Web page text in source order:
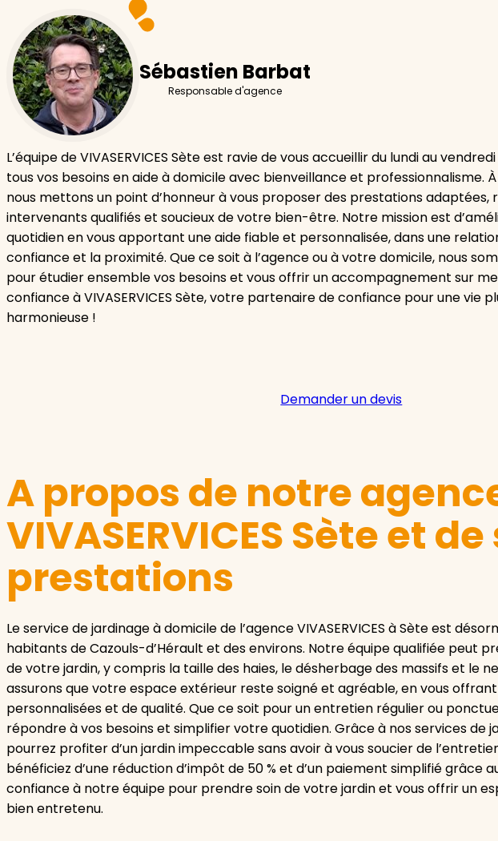
Sébastien Barbat
Responsable d'agence
L’équipe de VIVASERVICES Sète est ravie de vous accueillir du lundi au
tous vos besoins en aide à domicile avec bienveillance et professionnalisme.
nous mettons un point d’honneur à vous proposer des prestations adaptées,
intervenants qualifiés et soucieux de votre bien-être. Notre mission est
quotidien en vous apportant une aide fiable et personnalisée, dans une
confiance et la proximité. Que ce soit à l’agence ou à votre domicile, nous
pour étudier ensemble vos besoins et vous offrir un accompagnement sur
confiance à VIVASERVICES Sète, votre partenaire de confiance pour une vie
harmonieuse !
Demander un devis
A propos de notre
VIVASERVICES Sète et de
prestations
Le service de jardinage à domicile de l’agence VIVASERVICES à Sète est
habitants de Cazouls-d’Hérault et des environs. Notre équipe qualifiée peut
de votre jardin, y compris la taille des haies, le désherbage des massifs et le
assurons que votre espace extérieur reste soigné et agréable, en vous
personnalisées et de qualité. Que ce soit pour un entretien régulier ou
répondre à vos besoins et simplifier votre quotidien. Grâce à nos services de
pourrez profiter d’un jardin impeccable sans avoir à vous soucier de
bénéficiez d’une réduction d’impôt de 50 % et d’un paiement simplifié grâce
confiance à notre équipe pour prendre soin de votre jardin et vous offrir un
bien entretenu.